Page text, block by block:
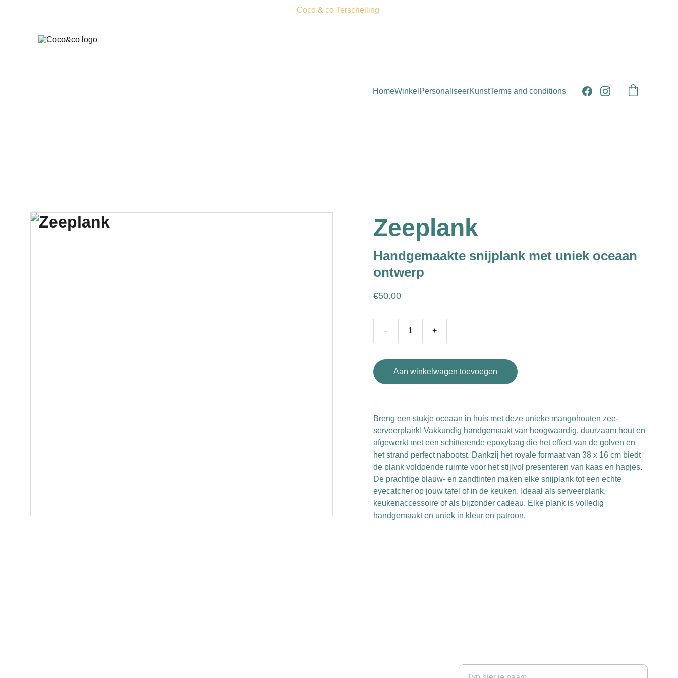
Coco & co Terschelling
HomeWinkel PersonaliseerKunstTerms and conditions
Zeeplank
Handgemaakte snijplank met uniek oceaan
ontwerp
€50.00
- +
Aan winkelwagen toevoegen
Breng een stukje oceaan in huis met deze unieke mangohouten zee-
serveerplank! Vakkundig handgemaakt van hoogwaardig, duurzaam hout en
afgewerkt met een schitterende epoxylaag die het effect van de golven en
het strand perfect nabootst. Dankzij het royale formaat van 38 x 16 cm biedt
de plank voldoende ruimte voor het stijlvol presenteren van kaas en hapjes.
De prachtige blauw- en zandtinten maken elke snijplank tot een echte
eyecatcher op jouw tafel of in de keuken. Ideaal als serveerplank,
keukenaccessoire of als bijzonder cadeau. Elke plank is volledig
handgemaakt en uniek in kleur en patroon.